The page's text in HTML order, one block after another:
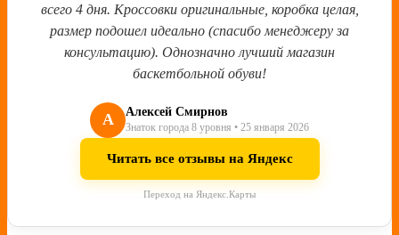
всего 4 дня. Кроссовки оригинальные, коробка целая,
размер подошел идеально (спасибо менеджеру за
консультацию). Однозначно лучший магазин
баскетбольной обуви!
А Алексей Смирнов
Знаток города 8 уровня • 25 января 2026
Читать все отзывы на Яндекс
Переход на Яндекс.Карты